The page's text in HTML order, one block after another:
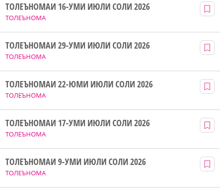
ТОЛЕЪНОМА
ТОЛЕЪНОМАИ 16-УМИ ИЮЛИ СОЛИ 2026
ТОЛЕЪНОМА
ТОЛЕЪНОМАИ 29-УМИ ИЮЛИ СОЛИ 2026
ТОЛЕЪНОМА
ТОЛЕЪНОМАИ 22-ЮМИ ИЮЛИ СОЛИ 2026
ТОЛЕЪНОМА
ТОЛЕЪНОМАИ 17-УМИ ИЮЛИ СОЛИ 2026
ТОЛЕЪНОМА
ТОЛЕЪНОМАИ 9-УМИ ИЮЛИ СОЛИ 2026